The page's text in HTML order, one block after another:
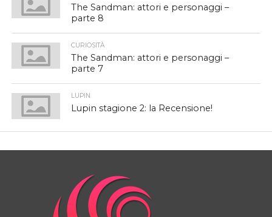
The Sandman: attori e personaggi –
parte 8
CURIOSITÀ
The Sandman: attori e personaggi –
parte 7
LUPIN
Lupin stagione 2: la Recensione!